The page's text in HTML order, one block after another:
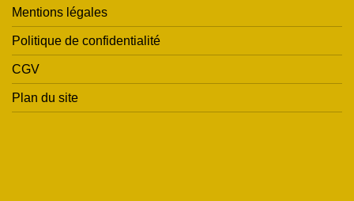
Mentions légales
Politique de confidentialité
CGV
Plan du site